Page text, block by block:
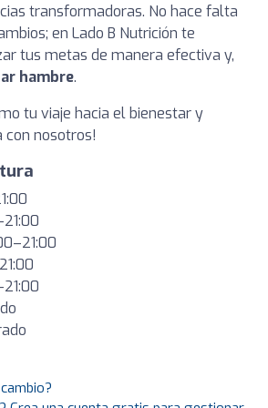
transformadoras. No hace falta
en Lado B Nutrición te
tus metas de manera efectiva y,
hambre.
tu viaje hacia el bienestar y
nosotros!